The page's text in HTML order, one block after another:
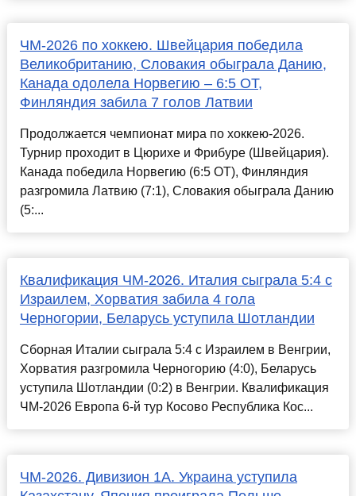
ЧМ-2026 по хоккею. Швейцария победила
Великобританию, Словакия обыграла Данию,
Канада одолела Норвегию – 6:5 ОТ,
Финляндия забила 7 голов Латвии
Продолжается чемпионат мира по хоккею-2026.
Турнир проходит в Цюрихе и Фрибуре (Швейцария).
Канада победила Норвегию (6:5 ОТ), Финляндия
разгромила Латвию (7:1), Словакия обыграла Данию
(5:...
Квалификация ЧМ-2026. Италия сыграла 5:4 с
Израилем, Хорватия забила 4 гола
Черногории, Беларусь уступила Шотландии
Сборная Италии сыграла 5:4 с Израилем в Венгрии,
Хорватия разгромила Черногорию (4:0), Беларусь
уступила Шотландии (0:2) в Венгрии. Квалификация
ЧМ-2026 Европа 6-й тур Косово Республика Кос...
ЧМ-2026. Дивизион 1А. Украина уступила